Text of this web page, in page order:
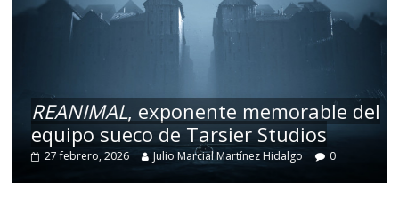
REANIMAL, exponente memorable del
equipo sueco de Tarsier Studios
27 febrero, 2026 Julio Marcial Martínez Hidalgo 0